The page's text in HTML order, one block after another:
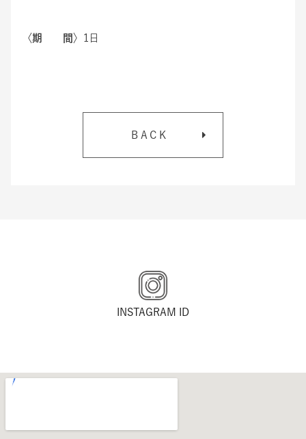
〈期 間〉 1日
BACK
INSTAGRAM ID